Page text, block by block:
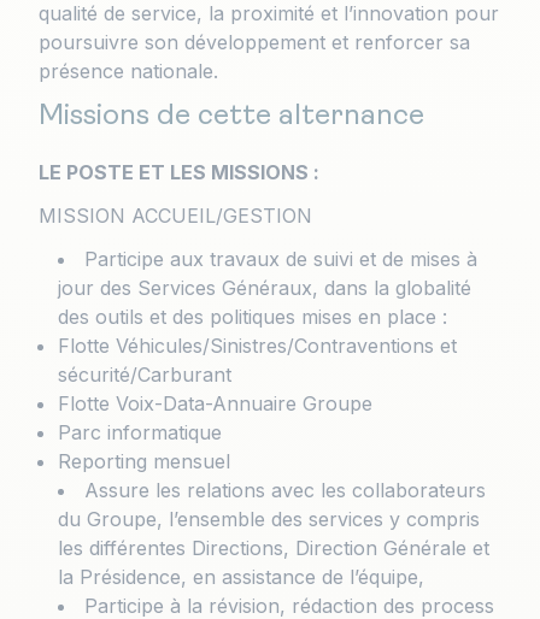
qualité de service, la proximité et l’innovation pour
poursuivre son développement et renforcer sa
présence nationale.
Missions de cette alternance
LE POSTE ET LES MISSIONS :
MISSION ACCUEIL/GESTION
Participe aux travaux de suivi et de mises à
jour des Services Généraux, dans la globalité
des outils et des politiques mises en place :
Flotte Véhicules/Sinistres/Contraventions et
sécurité/Carburant
Flotte Voix-Data-Annuaire Groupe
Parc informatique
Reporting mensuel
Assure les relations avec les collaborateurs
du Groupe, l’ensemble des services y compris
les différentes Directions, Direction Générale et
la Présidence, en assistance de l’équipe,
Participe à la révision, rédaction des process